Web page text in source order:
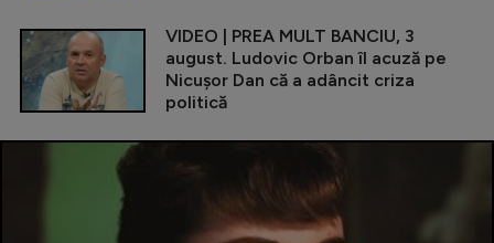
VIDEO | PREA MULT BANCIU, 3
august. Ludovic Orban îl acuză pe
Nicușor Dan că a adâncit criza
politică